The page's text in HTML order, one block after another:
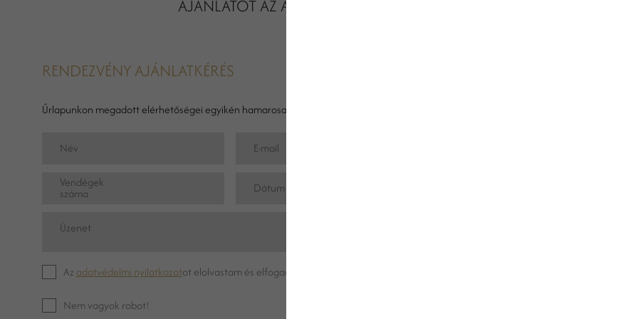
AJÁNLATOT AZ ALÁBBI ŰRLAP KITÖLTÉSÉVEL!
RENDEZVÉNY AJÁNLATKÉRÉS
Űrlapunkon megadott elérhetőségei egyikén hamarosan felvesszük Önnel a kapcsolatot.
Név E-mail
Vendégek
száma Dátum
Üzenet
Az adatvédelmi nyilatkozatot elolvastam és elfogadom.
Nem vagyok robot!